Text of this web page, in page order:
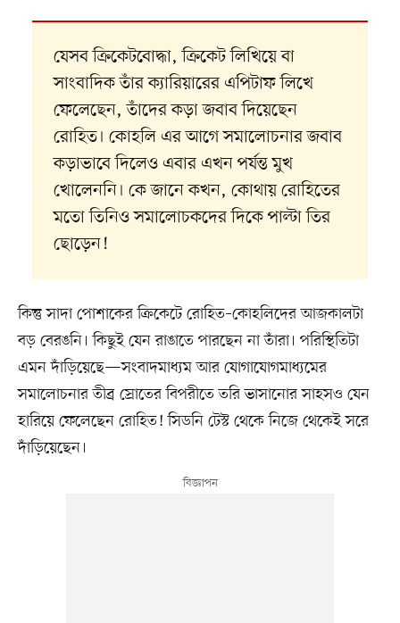
যেসব ক্রিকেটবোদ্ধা, ক্রিকেট লিখিয়ে বা
সাংবাদিক তাঁর ক্যারিয়ারের এপিটাফ লিখে
ফেলেছেন, তাঁদের কড়া জবাব দিয়েছেন
রোহিত। কোহলি এর আগে সমালোচনার জবাব
কড়াভাবে দিলেও এবার এখন পর্যন্ত মুখ
খোলেননি। কে জানে কখন, কোথায় রোহিতের
মতো তিনিও সমালোচকদের দিকে পাল্টা তির
ছোড়েন!
কিন্তু সাদা পোশাকের ক্রিকেটে রোহিত–কোহলিদের আজকালটা
বড় বেরঙনি। কিছুই যেন রাঙাতে পারছেন না তাঁরা। পরিস্থিতিটা
এমন দাঁড়িয়েছে—সংবাদমাধ্যম আর যোগাযোগমাধ্যমের
সমালোচনার তীব্র স্রোতের বিপরীতে তরি ভাসানোর সাহসও যেন
হারিয়ে ফেলেছেন রোহিত! সিডনি টেস্ট থেকে নিজে থেকেই সরে
দাঁড়িয়েছেন।